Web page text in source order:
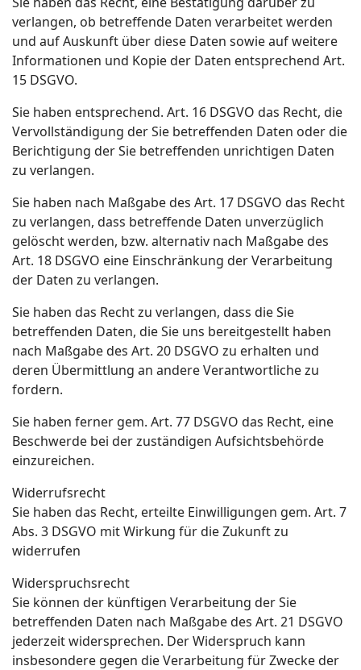
verlangen, ob betreffende Daten verarbeitet werden
und auf Auskunft über diese Daten sowie auf weitere
Informationen und Kopie der Daten entsprechend Art.
15 DSGVO.
Sie haben entsprechend. Art. 16 DSGVO das Recht, die
Vervollständigung der Sie betreffenden Daten oder die
Berichtigung der Sie betreffenden unrichtigen Daten
zu verlangen.
Sie haben nach Maßgabe des Art. 17 DSGVO das Recht
zu verlangen, dass betreffende Daten unverzüglich
gelöscht werden, bzw. alternativ nach Maßgabe des
Art. 18 DSGVO eine Einschränkung der Verarbeitung
der Daten zu verlangen.
Sie haben das Recht zu verlangen, dass die Sie
betreffenden Daten, die Sie uns bereitgestellt haben
nach Maßgabe des Art. 20 DSGVO zu erhalten und
deren Übermittlung an andere Verantwortliche zu
fordern.
Sie haben ferner gem. Art. 77 DSGVO das Recht, eine
Beschwerde bei der zuständigen Aufsichtsbehörde
einzureichen.
Widerrufsrecht
Sie haben das Recht, erteilte Einwilligungen gem. Art. 7
Abs. 3 DSGVO mit Wirkung für die Zukunft zu
widerrufen
Widerspruchsrecht
Sie können der künftigen Verarbeitung der Sie
betreffenden Daten nach Maßgabe des Art. 21 DSGVO
jederzeit widersprechen. Der Widerspruch kann
insbesondere gegen die Verarbeitung für Zwecke der